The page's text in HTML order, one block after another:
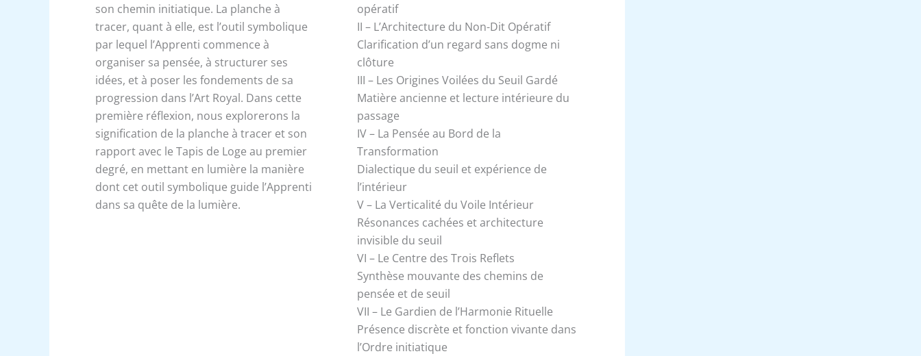
son chemin initiatique. La planche à
tracer, quant à elle, est l’outil symbolique
par lequel l’Apprenti commence à
organiser sa pensée, à structurer ses
idées, et à poser les fondements de sa
progression dans l’Art Royal. Dans cette
première réflexion, nous explorerons la
signification de la planche à tracer et son
rapport avec le Tapis de Loge au premier
degré, en mettant en lumière la manière
dont cet outil symbolique guide l’Apprenti
dans sa quête de la lumière.
opératif
II – L’Architecture du Non-Dit Opératif
Clarification d’un regard sans dogme ni
clôture
III – Les Origines Voilées du Seuil Gardé
Matière ancienne et lecture intérieure du
passage
IV – La Pensée au Bord de la
Transformation
Dialectique du seuil et expérience de
l’intérieur
V – La Verticalité du Voile Intérieur
Résonances cachées et architecture
invisible du seuil
VI – Le Centre des Trois Reflets
Synthèse mouvante des chemins de
pensée et de seuil
VII – Le Gardien de l’Harmonie Rituelle
Présence discrète et fonction vivante dans
l’Ordre initiatique